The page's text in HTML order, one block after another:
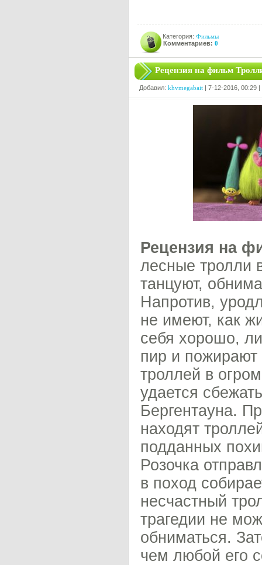
Категория: Фильмы
Комментариев: 0
Рецензия на фильм
Добавил: khvmegabait | 7-12-2016, 00:29
Рецензия на
лесные тролли
танцуют,
Напротив,
не имеют, как
себя хорошо,
пир и
троллей в
удается
Бергентауна.
находят
подданных
Розочка
в поход
несчастный
трагедии не
обниматься.
чем любой его